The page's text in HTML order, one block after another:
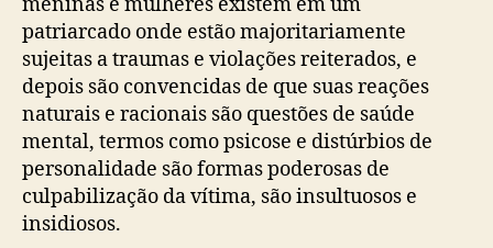
meninas e mulheres existem em um
patriarcado onde estão majoritariamente
sujeitas a traumas e violações reiterados, e
depois são convencidas de que suas reações
naturais e racionais são questões de saúde
mental, termos como psicose e distúrbios de
personalidade são formas poderosas de
culpabilização da vítima, são insultuosos e
insidiosos.